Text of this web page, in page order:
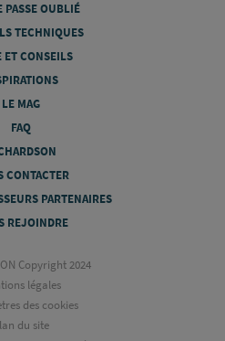
PASSE OUBLIÉ
TECHNIQUES
ET CONSEILS
LE MAG
FAQ
CONTACTER
PARTENAIRES
REJOINDRE
Copyright 2024
légales
des cookies
du site